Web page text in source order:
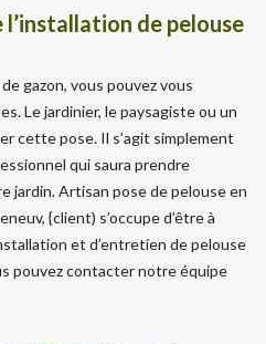
l’installation de pelouse
gazon, vous pouvez vous
Le jardinier, le paysagiste ou un
cette pose. Il s’agit simplement
qui saura prendre
jardin. Artisan pose de pelouse en
{client) s’occupe d’être à
et d’entretien de pelouse
pouvez contacter notre équipe